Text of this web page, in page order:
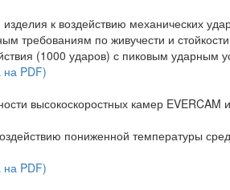
к воздействию механических
требованиям по живучести и
(1000 ударов) с пиковым ударным
PDF)
высокоскоростных камер
пониженной температуры
PDF)